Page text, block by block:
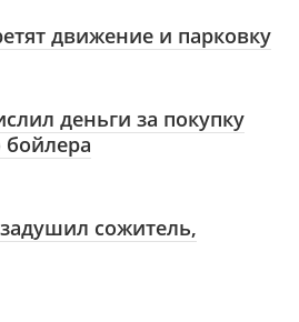
движение и парковку
деньги за покупку
сожитель,